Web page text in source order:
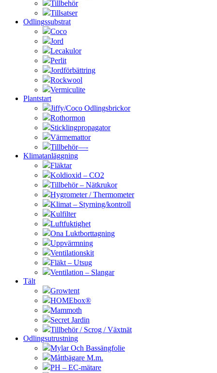
Tillbehör
Tillsatser
Odlingssubstrat
Coco
Jord
Lecakulor
Perlit
Jordförbättring
Rockwool
Vermiculite
Plantstart
Jiffy/Coco Odlingsbrickor
Rothormon
Sticklingpropagator
Värmemattor
Tillbehör—-
Klimatanläggning
Fläktar
Koldioxid – CO2
Tillbehör – Nätkrukor
Hygrometer / Thermometer
Klimat – Styrning/kontroll
Kulfilter
Luftfuktighet
Ona Luktborttagning
Uppvärmning
Ventilationskit
Fläkt – Utsug
Ventilation – Slangar
Tält
Growtent
HOMEbox®
Mammoth
Secret Jardin
Tillbehör / Scrog / Växtnät
Odlingsutrustning
Mylar Och Bassängfolie
Måttbägare M.m.
PH – EC-mätare